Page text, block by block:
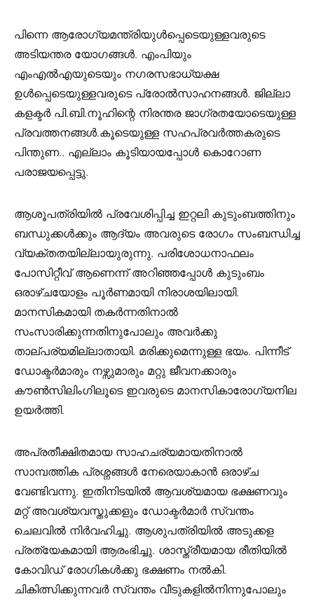
പിന്നെ ആരോഗ്യമന്ത്രിയുള്‍പ്പെടെയുള്ളവരുടെ
അടിയന്തര യോഗങ്ങള്‍. എംപിയും
എംഎല്‍എയുടെയും നഗരസഭാധ്യക്ഷ
ഉള്‍പ്പെടെയുള്ളവരുടെ പ്രോല്‍സാഹനങ്ങള്‍. ജില്ലാ
കളക്ടര്‍ പി.ബി.നൂഹിന്റെ നിരന്തര ജാഗ്രതയോടെയുള്ള
പ്രവത്തനങ്ങള്‍.കൂടെയുള്ള സഹപ്രവര്‍ത്തകരുടെ
പിന്തുണ.. എല്ലാം കൂടിയായപ്പോള്‍ കൊറോണ
പരാജയപ്പെട്ടു.
ആശൂപത്രിയില്‍ പ്രവേശിപ്പിച്ച ഇറ്റലി കുടുംബത്തിനും
ബന്ധുക്കള്‍ക്കും ആദ്യം അവരുടെ രോഗം സംബന്ധിച്ച
വ്യക്തതയില്ലായുരുന്നു. പരിശോധനാഫലം
പോസിറ്റീവ് ആണെന്ന് അറിഞ്ഞപ്പോള്‍ കുടുംബം
ഒരാഴ്ചയോളം പൂര്‍ണമായി നിരാശയിലായി.
മാനസികമായി തകര്‍ന്നതിനാല്‍
സംസാരിക്കുന്നതിനുപോലും അവര്‍ക്കു
താല്പര്യമില്ലാതായി. മരിക്കുമെന്നുള്ള ഭയം. പിന്നീട്
ഡോക്ടര്‍മാരും നഴ്സുമാരും മറ്റു ജീവനക്കാരും
കൗണ്‍സിലിംഗിലൂടെ ഇവരുടെ മാനസികാരോഗ്യനില
ഉയര്‍ത്തി.
അപ്രതീക്ഷിതമായ സാഹചര്യമായതിനാല്‍
സാമ്പത്തിക പ്രശ്നങ്ങള്‍ നേരെയാകാന്‍ ഒരാഴ്ച
വേണ്ടിവന്നു. ഇതിനിടയില്‍ ആവശ്യമായ ഭക്ഷണവും
മറ്റ് അവശ്യവസ്തുക്കളും ഡോക്ടര്‍മാര്‍ സ്വന്തം
ചെലവില്‍ നിര്‍വഹിച്ചു. ആശുപത്രിയില്‍ അടുക്കള
പ്രത്യേകമായി ആരംഭിച്ചു. ശാസ്ത്രീയമായ രീതിയില്‍
കോവിഡ് രോഗികള്‍ക്കു ഭക്ഷണം നല്‍കി.
ചികിത്സിക്കുന്നവര്‍ സ്വന്തം വീടുകളില്‍നിന്നുപോലും